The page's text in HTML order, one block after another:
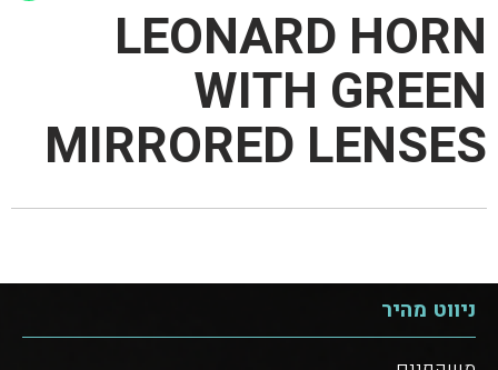
LEONARD HORN
WITH GREEN
MIRRORED LENSES
ניווט מהיר